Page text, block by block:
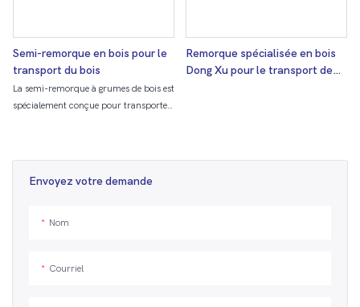
Envoyez votre demande
Nom
Courriel
Semi-remorque en bois pour le
transport du bois
La semi-remorque à grumes de bois est
spécialement conçue pour transporter
de transport spécialisées, il constitue
des grumes sur de longues distances.
Remorque spécialisée en bois
Dong Xu pour le transport de